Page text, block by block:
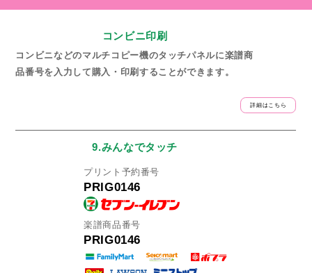
コンビニ印刷
コンビニなどのマルチコピー機のタッチパネルに楽譜商
品番号を入力して購入・印刷することができます。
詳細はこちら
9.みんなでタッチ
プリント予約番号
PRIG0146
楽譜商品番号
PRIG0146